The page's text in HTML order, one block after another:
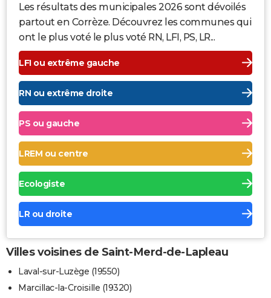
Les résultats des municipales 2026 sont dévoilés
partout en Corrèze. Découvrez les communes qui
ont le plus voté le plus voté RN, LFI, PS, LR...
LFI ou extrême gauche
RN ou extrême droite
PS ou gauche
LREM ou centre
Ecologiste
LR ou droite
Villes voisines de Saint-Merd-de-Lapleau
Laval-sur-Luzège (19550)
Marcillac-la-Croisille (19320)